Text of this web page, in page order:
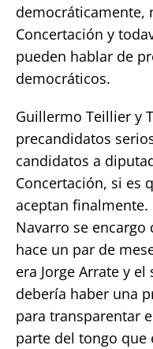
democráticamente,
Concertación y
pueden hablar de
democráticos.
Guillermo Teillier y
precandidatos
candidatos a
Concertación, si es
aceptan finalmente.
Navarro se
hace un par de
era Jorge Arrate y
debería haber una
para transparentar
parte del tongo que